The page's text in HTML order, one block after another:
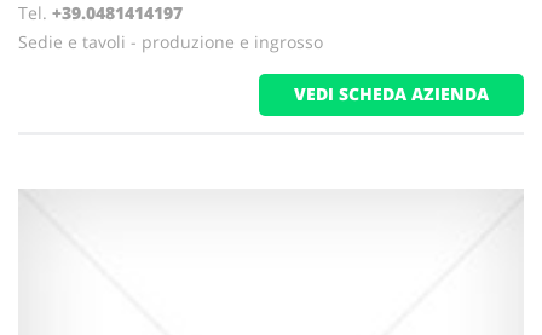
Tel. +39.0481414197
Sedie e tavoli - produzione e ingrosso
VEDI SCHEDA AZIENDA